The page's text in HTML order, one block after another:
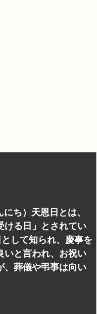
ち）天恩日とは、
ける日」とされてい
して知られ、慶事を
いと言われ、お祝い
、葬儀や弔事は向い